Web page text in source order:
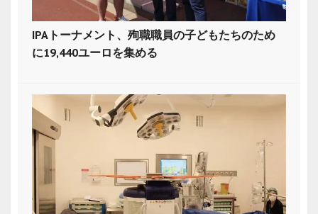
IPAトーナメント、殉職職員の子どもたちのため
に19,440ユーロを集める